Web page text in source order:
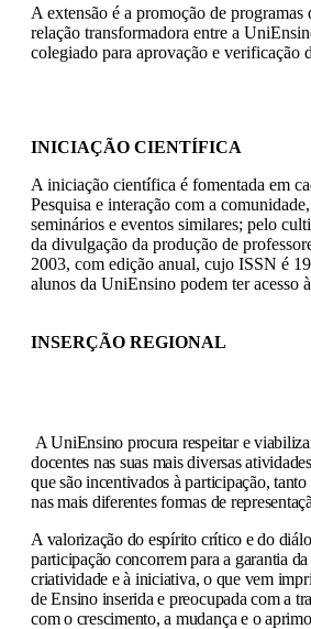
A extensão é a promoção de
relação transformadora entre a
colegiado para aprovação e verificação
INICIAÇÃO CIENTÍFICA
A iniciação científica é fomentada em
Pesquisa e interação com a
seminários e eventos similares; pelo
da divulgação da produção de
2003, com edição anual, cujo ISSN é
alunos da UniEnsino podem ter acesso
INSERÇÃO REGIONAL
A UniEnsino procura respeitar e
docentes nas suas mais diversas
que são incentivados à participação,
nas mais diferentes formas de
A valorização do espírito crítico e do
participação concorrem para a garantia
criatividade e à iniciativa, o que vem
de Ensino inserida e preocupada com a
com o crescimento, a mudança e o